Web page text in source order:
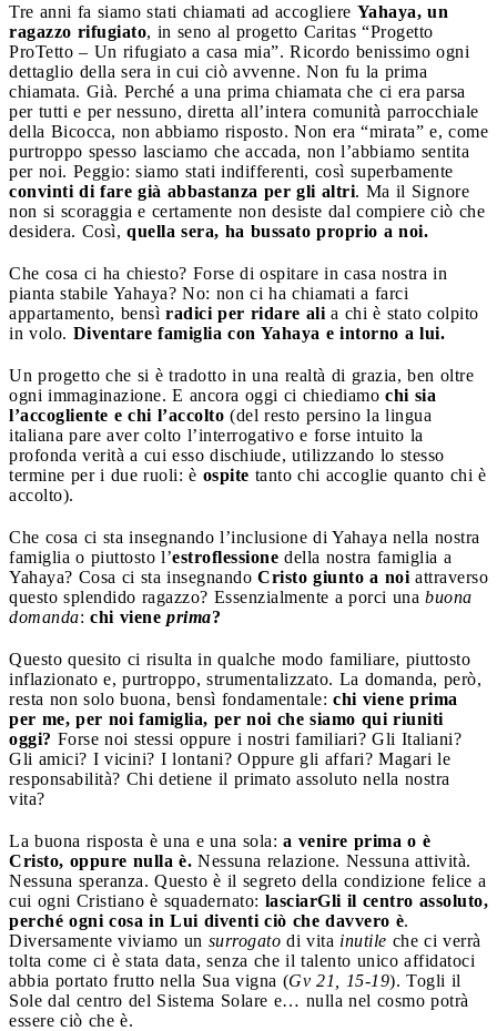
Tre anni fa siamo stati chiamati ad accogliere Yahaya, un
ragazzo rifugiato, in seno al progetto Caritas “Progetto
ProTetto – Un rifugiato a casa mia”. Ricordo benissimo ogni
dettaglio della sera in cui ciò avvenne. Non fu la prima
chiamata. Già. Perché a una prima chiamata che ci era parsa
per tutti e per nessuno, diretta all’intera comunità parrocchiale
della Bicocca, non abbiamo risposto. Non era “mirata” e, come
purtroppo spesso lasciamo che accada, non l’abbiamo sentita
per noi. Peggio: siamo stati indifferenti, così superbamente
convinti di fare già abbastanza per gli altri. Ma il Signore
non si scoraggia e certamente non desiste dal compiere ciò che
desidera. Così, quella sera, ha bussato proprio a noi.
Che cosa ci ha chiesto? Forse di ospitare in casa nostra in
pianta stabile Yahaya? No: non ci ha chiamati a farci
appartamento, bensì radici per ridare ali a chi è stato colpito
in volo. Diventare famiglia con Yahaya e intorno a lui.
Un progetto che si è tradotto in una realtà di grazia, ben oltre
ogni immaginazione. E ancora oggi ci chiediamo chi sia
l’accogliente e chi l’accolto (del resto persino la lingua
italiana pare aver colto l’interrogativo e forse intuito la
profonda verità a cui esso dischiude, utilizzando lo stesso
termine per i due ruoli: è ospite tanto chi accoglie quanto chi è
accolto).
Che cosa ci sta insegnando l’inclusione di Yahaya nella nostra
famiglia o piuttosto l’estroflessione della nostra famiglia a
Yahaya? Cosa ci sta insegnando Cristo giunto a noi attraverso
questo splendido ragazzo? Essenzialmente a porci una buona
domanda: chi viene prima?
Questo quesito ci risulta in qualche modo familiare, piuttosto
inflazionato e, purtroppo, strumentalizzato. La domanda, però,
resta non solo buona, bensì fondamentale: chi viene prima
per me, per noi famiglia, per noi che siamo qui riuniti
oggi? Forse noi stessi oppure i nostri familiari? Gli Italiani?
Gli amici? I vicini? I lontani? Oppure gli affari? Magari le
responsabilità? Chi detiene il primato assoluto nella nostra
vita?
La buona risposta è una e una sola: a venire prima o è
Cristo, oppure nulla è. Nessuna relazione. Nessuna attività.
Nessuna speranza. Questo è il segreto della condizione felice a
cui ogni Cristiano è squadernato: lasciarGli il centro assoluto,
perché ogni cosa in Lui diventi ciò che davvero è.
Diversamente viviamo un surrogato di vita inutile che ci verrà
tolta come ci è stata data, senza che il talento unico affidatoci
abbia portato frutto nella Sua vigna (Gv 21, 15-19). Togli il
Sole dal centro del Sistema Solare e… nulla nel cosmo potrà
essere ciò che è.